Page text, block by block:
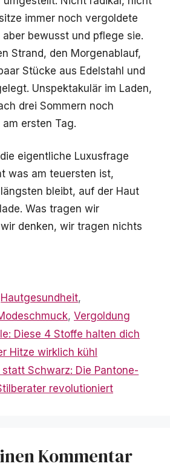
immer noch vergoldete
bewusst und pflege sie.
Strand, den Morgenablauf,
Stücke aus Edelstahl und
Unspektakulär im Laden,
drei Sommern noch
ersten Tag.
eigentliche Luxusfrage
was am teuersten ist,
bleibt, auf der Haut
Was tragen wir
denken, wir tragen nichts
Hautgesundheit,
, Vergoldung
Diese 4 Stoffe halten dich
Hitze wirklich kühl
Schwarz: Die Pantone-
revolutioniert
Kommentar